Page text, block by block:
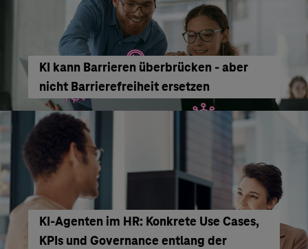
KI kann Barrieren überbrücken - aber
nicht Barrierefreiheit ersetzen
KI‑Agenten im HR: Konkrete Use Cases,
KPIs und Governance entlang der